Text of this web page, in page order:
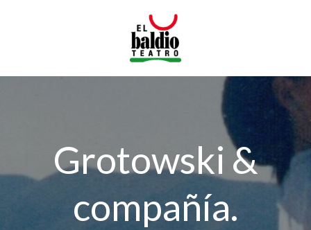
al
contenido
Grotowski &
compañía.